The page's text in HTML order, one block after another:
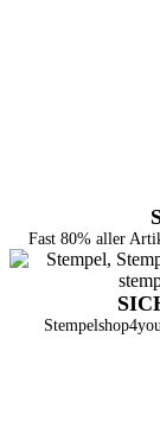
Fast 80% aller